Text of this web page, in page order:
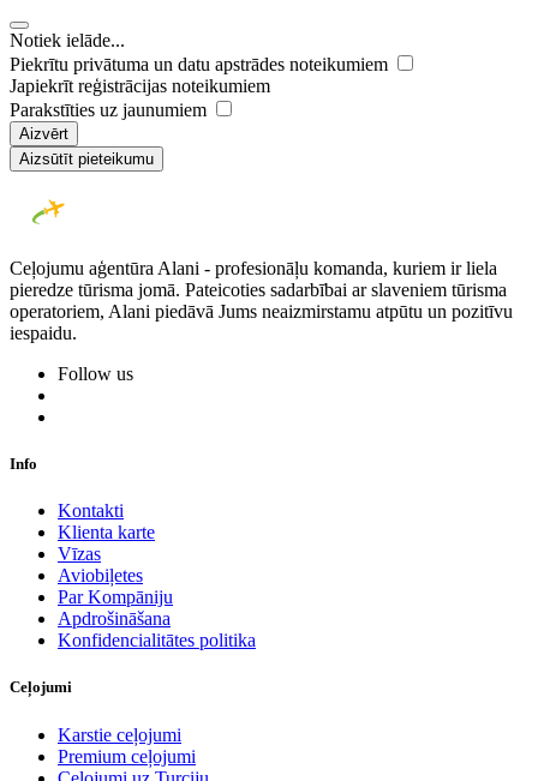
Notiek ielāde...
Piekrītu privātuma un datu apstrādes noteikumiem
Japiekrīt reģistrācijas noteikumiem
Parakstīties uz jaunumiem
Aizvērt
Aizsūtīt pieteikumu
Ceļojumu aģentūra Alani - profesionāļu komanda, kuriem ir liela
pieredze tūrisma jomā. Pateicoties sadarbībai ar slaveniem tūrisma
operatoriem, Alani piedāvā Jums neaizmirstamu atpūtu un pozitīvu
iespaidu.
Follow us
Info
Kontakti
Klienta karte
Vīzas
Aviobiļetes
Par Kompāniju
Apdrošināšana
Konfidencialitātes politika
Ceļojumi
Karstie ceļojumi
Premium ceļojumi